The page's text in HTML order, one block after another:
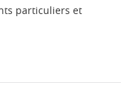
particuliers et